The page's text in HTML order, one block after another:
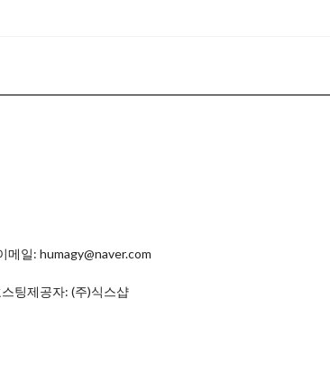
일: humagy@naver.com
팅제공자: (주)식스샵